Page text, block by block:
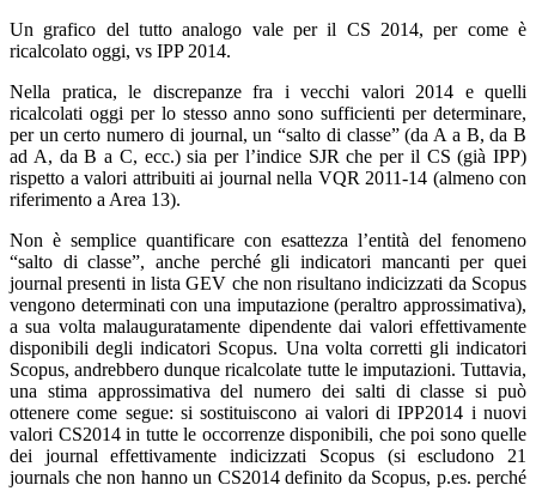
Un grafico del tutto analogo vale per il CS 2014, per come è
ricalcolato oggi, vs IPP 2014.
Nella pratica, le discrepanze fra i vecchi valori 2014 e quelli
ricalcolati oggi per lo stesso anno sono sufficienti per determinare,
per un certo numero di journal, un “salto di classe” (da A a B, da B
ad A, da B a C, ecc.) sia per l’indice SJR che per il CS (già IPP)
rispetto a valori attribuiti ai journal nella VQR 2011-14 (almeno con
riferimento a Area 13).
Non è semplice quantificare con esattezza l’entità del fenomeno
“salto di classe”, anche perché gli indicatori mancanti per quei
journal presenti in lista GEV che non risultano indicizzati da Scopus
vengono determinati con una imputazione (peraltro approssimativa),
a sua volta malauguratamente dipendente dai valori effettivamente
disponibili degli indicatori Scopus. Una volta corretti gli indicatori
Scopus, andrebbero dunque ricalcolate tutte le imputazioni. Tuttavia,
una stima approssimativa del numero dei salti di classe si può
ottenere come segue: si sostituiscono ai valori di IPP2014 i nuovi
valori CS2014 in tutte le occorrenze disponibili, che poi sono quelle
dei journal effettivamente indicizzati Scopus (si escludono 21
journals che non hanno un CS2014 definito da Scopus, p.es. perché